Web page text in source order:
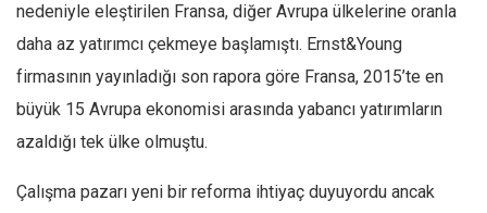
nedeniyle eleştirilen Fransa, diğer Avrupa ülkelerine oranla
daha az yatırımcı çekmeye başlamıştı. Ernst&Young
firmasının yayınladığı son rapora göre Fransa, 2015’te en
büyük 15 Avrupa ekonomisi arasında yabancı yatırımların
azaldığı tek ülke olmuştu.
Çalışma pazarı yeni bir reforma ihtiyaç duyuyordu ancak